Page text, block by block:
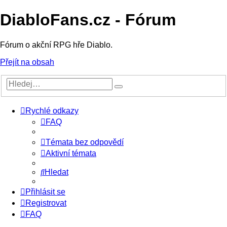
DiabloFans.cz - Fórum
Fórum o akční RPG hře Diablo.
Přejít na obsah
Rychlé odkazy
FAQ
Témata bez odpovědí
Aktivní témata
Hledat
Přihlásit se
Registrovat
FAQ